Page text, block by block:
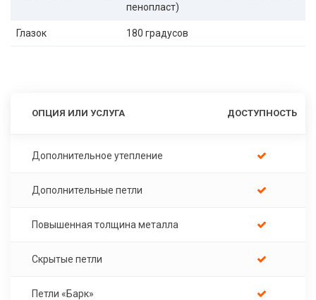
пенопласт)
Глазок 180 градусов
ОПЦИЯ ИЛИ УСЛУГА ДОСТУПНОСТЬ
Дополнительное утепление
Дополнительные петли
Повышенная толщина металла
Скрытые петли
Петли «Барк»